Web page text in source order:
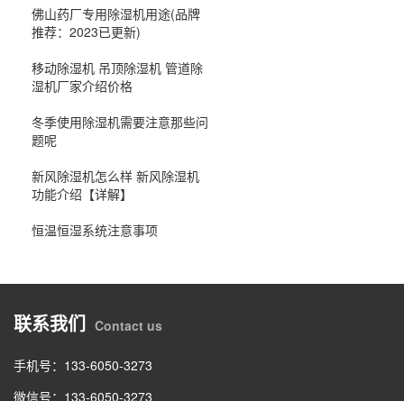
佛山药厂专用除湿机用途(品牌
推荐：2023已更新)
移动除湿机 吊顶除湿机 管道除
湿机厂家介绍价格
冬季使用除湿机需要注意那些问
题呢
新风除湿机怎么样 新风除湿机
功能介绍【详解】
恒温恒湿系统注意事项
联系我们 Contact us
手机号：133-6050-3273
微信号：133-6050-3273